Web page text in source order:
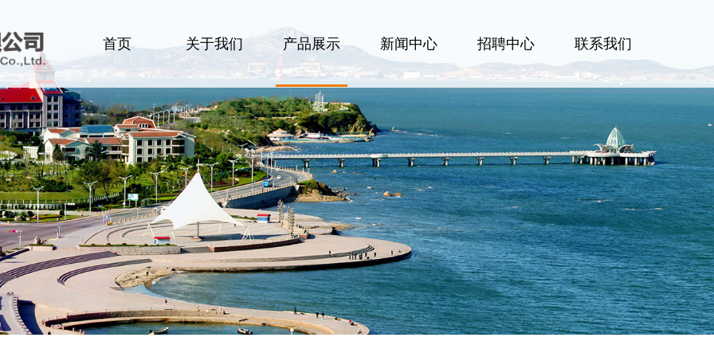
首页 关于我们
企业简介
领导致辞
企业文化
组织架构
办公环境
产品展示
食品
肉类
生活用品
洗化用品
设备及配件
新闻中心
公司新闻
行业动态
招聘中心 联系我们